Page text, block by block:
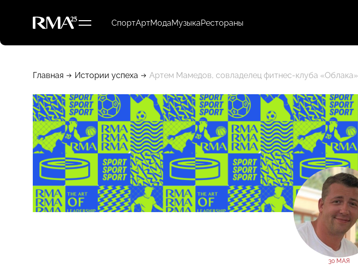
СпортАртМодаМузыкаРестораны
Главная Истории успеха Артем Мамедов, совладелец фитнес-клуба «Облака»
30 МАЯ